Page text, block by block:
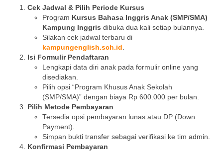
Cek Jadwal & Pilih Periode Kursus
Program Kursus Bahasa Inggris Anak (SMP/SMA)
Kampung Inggris dibuka dua kali setiap bulannya.
Silakan cek jadwal terbaru di
kampungenglish.sch.id
Isi Formulir Pendaftaran
Lengkapi data diri anak pada formulir online yang
disediakan.
Pilih opsi “Program Khusus Anak Sekolah
(SMP/SMA)” dengan biaya Rp 600.000 per bulan.
Pilih Metode Pembayaran
Tersedia opsi pembayaran lunas atau DP (Down
Payment).
Simpan bukti transfer sebagai verifikasi ke tim admin.
Konfirmasi Pembayaran